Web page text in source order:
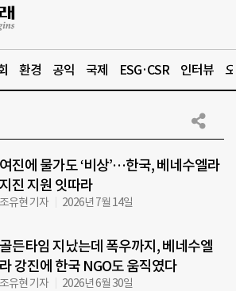
환경 공익 국제 ESG·CSR 인터뷰
여진에 물가도 ‘비상’…한국, 베네수엘라
지진 지원 잇따라
조유현 기자 2026년 7월 14일
골든타임 지났는데 폭우까지, 베네수엘
라 강진에 한국 NGO도 움직였다
조유현 기자 2026년 6월 30일